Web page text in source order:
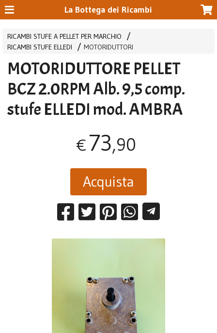
La Bottega dei Ricambi
RICAMBI STUFE A PELLET PER MARCHIO
RICAMBI STUFE ELLEDI
MOTORIDUTTORI
MOTORIDUTTORE PELLET
BCZ 2.0RPM Alb. 9,5 comp.
stufe ELLEDI mod. AMBRA
€73,90
Acquista